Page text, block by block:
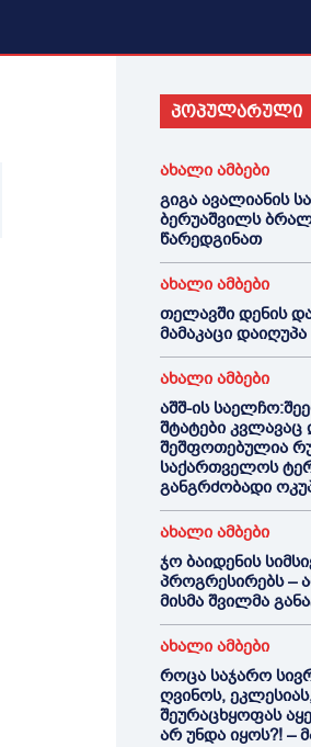
პოპულარული
ახალი ამბები
გიგა ავალიანის
ბერუაშვილს
წარედგინათ
ახალი ამბები
თელავში დენის
მამაკაცი დაიღუპა
ახალი ამბები
აშშ-ის
შტატები
შეშფოთებულია
საქართველოს
განგრძობადი
ახალი ამბები
ჯო ბაიდენის
პროგრესირებს –
მისმა შვილმა
ახალი ამბები
როცა საჯარო
ღვინოს,
შეურაცხყოფას
არ უნდა იყოს?! –